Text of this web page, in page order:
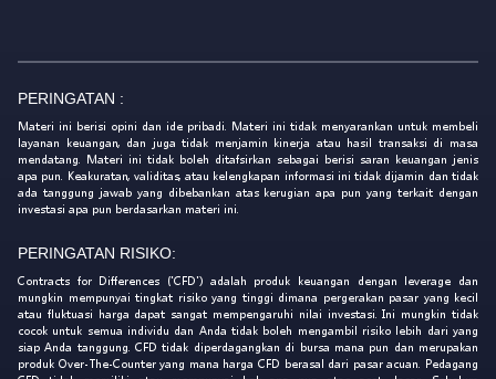
PERINGATAN :
Materi ini berisi opini dan ide pribadi. Materi ini tidak menyarankan untuk membeli
layanan keuangan, dan juga tidak menjamin kinerja atau hasil transaksi di masa
mendatang. Materi ini tidak boleh ditafsirkan sebagai berisi saran keuangan jenis
apa pun. Keakuratan, validitas, atau kelengkapan informasi ini tidak dijamin dan tidak
ada tanggung jawab yang dibebankan atas kerugian apa pun yang terkait dengan
investasi apa pun berdasarkan materi ini.
PERINGATAN RISIKO:
Contracts for Differences ('CFD') adalah produk keuangan dengan leverage dan
mungkin mempunyai tingkat risiko yang tinggi dimana pergerakan pasar yang kecil
atau fluktuasi harga dapat sangat mempengaruhi nilai investasi. Ini mungkin tidak
cocok untuk semua individu dan Anda tidak boleh mengambil risiko lebih dari yang
siap Anda tanggung. CFD tidak diperdagangkan di bursa mana pun dan merupakan
produk Over-The-Counter yang mana harga CFD berasal dari pasar acuan. Pedagang